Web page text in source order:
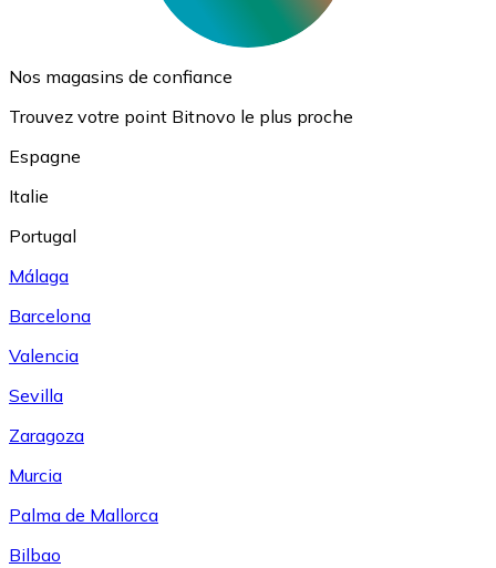
Nos magasins de confiance
Trouvez votre point Bitnovo le plus proche
Espagne
Italie
Portugal
Málaga
Barcelona
Valencia
Sevilla
Zaragoza
Murcia
Palma de Mallorca
Bilbao